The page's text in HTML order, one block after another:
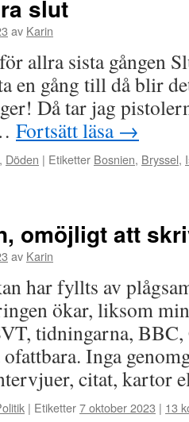
slut
av Karin
allra sista gången
en gång till då blir
Då tar jag
Fortsätt läsa →
, Döden | Etiketter Bosnien, Bryssel,
omöjligt att
av Karin
har fyllts av
ökar, liksom
tidningarna,
Inga
citat,
| Etiketter7 oktober 2023 | 13